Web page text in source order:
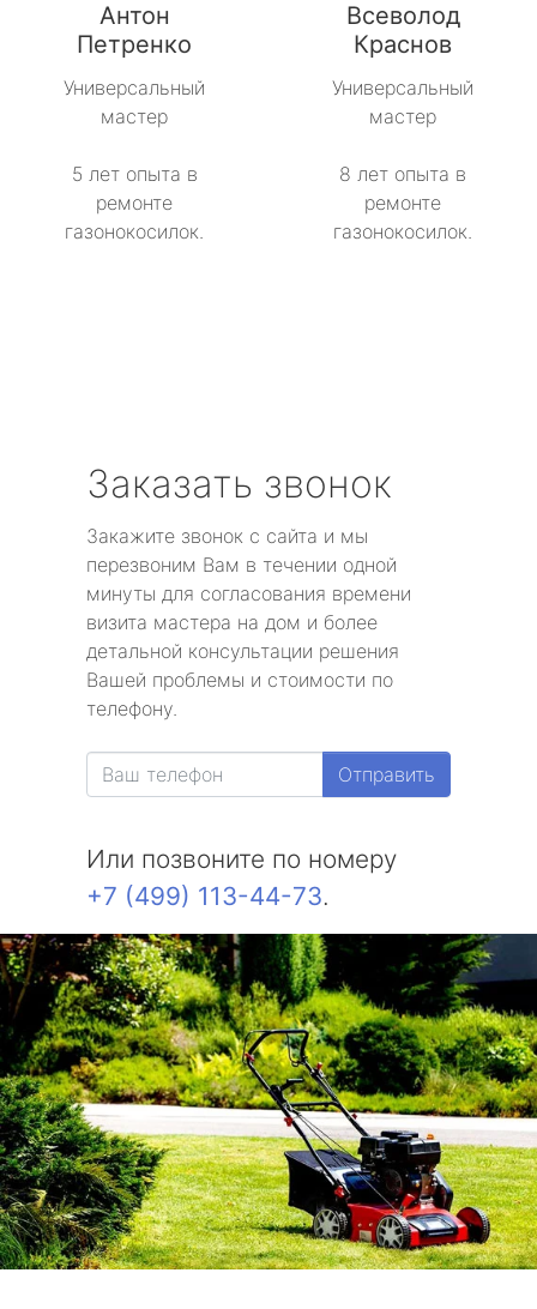
Антон
Петренко
Универсальный
мастер
5 лет опыта в
ремонте
газонокосилок.
Всеволод
Краснов
Универсальный
мастер
8 лет опыта в
ремонте
газонокосилок.
Заказать звонок
Закажите звонок с сайта и мы
перезвоним Вам в течении одной
минуты для согласования времени
визита мастера на дом и более
детальной консультации решения
Вашей проблемы и стоимости по
телефону.
Отправить
Или позвоните по номеру
+7 (499) 113-44-73.